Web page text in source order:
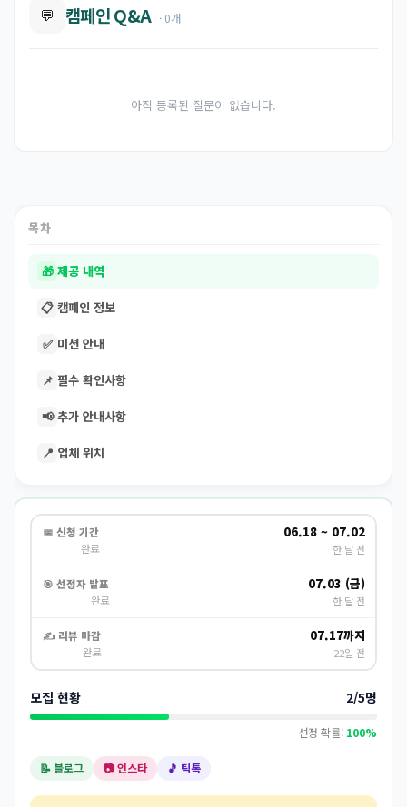
💬 캠페인 Q&A · 0개
아직 등록된 질문이 없습니다.
목차
🎁 제공 내역
📋 캠페인 정보
✅ 미션 안내
📌 필수 확인사항
📢 추가 안내사항
📍 업체 위치
📅 신청 기간
완료
06.18 ~ 07.02
한 달 전
🎯 선정자 발표
완료
07.03 (금)
한 달 전
✍️ 리뷰 마감
완료
07.17까지
22일 전
모집 현황 2/5명
선정 확률: 100%
📝 블로그 📷 인스타 🎵 틱톡